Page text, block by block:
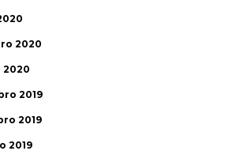
2020
2020
2019
2019
2019